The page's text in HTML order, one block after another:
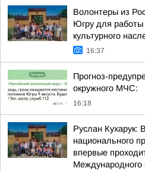
Волонтеры из
Югру для работы
культурного
16:37
Прогноз-
окружного МЧС:
16:18
Руслан Кухарук:
национального
впервые
Международного